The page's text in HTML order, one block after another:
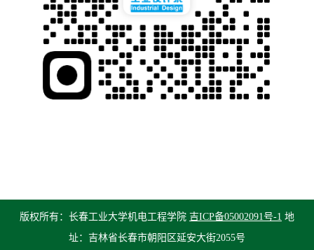
版权所有：长春工业大学机电工程学院 吉ICP备05002091号-1 地
址：吉林省长春市朝阳区延安大街2055号